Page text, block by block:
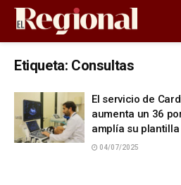
Etiqueta: Consultas
El servicio de
aumenta un 36
amplía su plantilla
04/07/2025